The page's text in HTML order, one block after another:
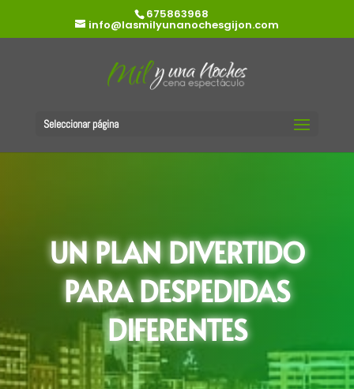
675863968
info@lasmilyunanochesgijon.com
Seleccionar página
UN PLAN DIVERTIDO
PARA DESPEDIDAS
DIFERENTES